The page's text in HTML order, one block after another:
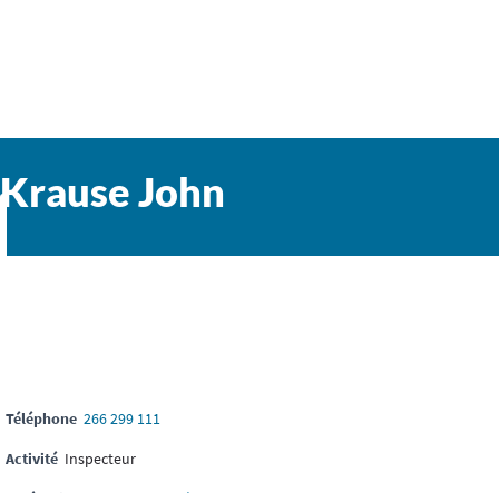
Krause John
Téléphone 266 299 111
Activité Inspecteur